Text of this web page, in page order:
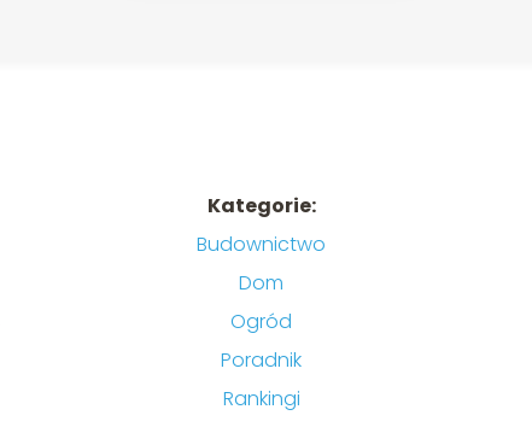
Kategorie:
Budownictwo
Dom
Ogród
Poradnik
Rankingi